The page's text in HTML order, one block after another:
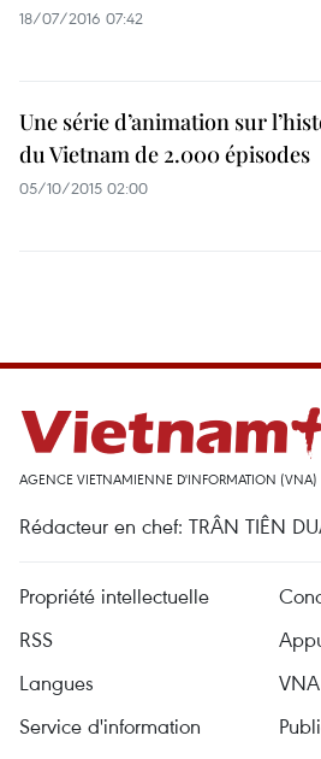
18/07/2016 07:42
Une série d’animation sur
du Vietnam de 2.000 épisodes
05/10/2015 02:00
AGENCE VIETNAMIENNE D'INFORMATION (VNA)
Rédacteur en chef: TRÂN TIÊN
Propriété intellectuelle
RSS
Langues
VNA
Service d'information